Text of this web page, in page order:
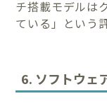
チ搭載モデルは
ている」という
6. ソフトウェ